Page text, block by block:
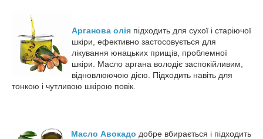
Арганова олія підходить для сухої і старіючої
шкіри, ефективно застосовується для
лікування юнацьких прищів, проблемної
шкіри. Масло аргана володіє заспокійливим,
відновлюючою дією. Підходить навіть для
тонкою і чутливою шкірою повік.
Масло Авокадо добре вбирається і підходить